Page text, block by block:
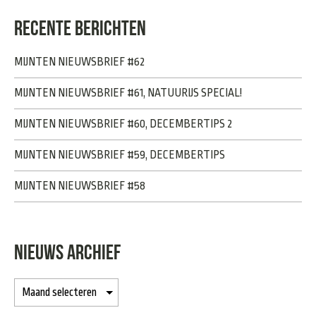
RECENTE BERICHTEN
MIJNTEN NIEUWSBRIEF #62
MIJNTEN NIEUWSBRIEF #61, NATUURIJS SPECIAL!
MIJNTEN NIEUWSBRIEF #60, DECEMBERTIPS 2
MIJNTEN NIEUWSBRIEF #59, DECEMBERTIPS
MIJNTEN NIEUWSBRIEF #58
NIEUWS ARCHIEF